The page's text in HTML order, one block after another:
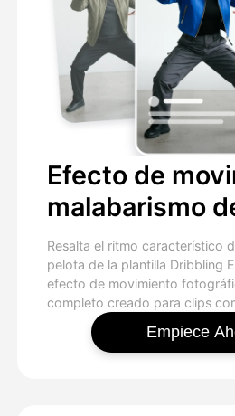
Efecto de
malabarismo
Resalta el ritmo característico
pelota de la plantilla Dribbling
efecto de movimiento
completo creado para clips
Empiece